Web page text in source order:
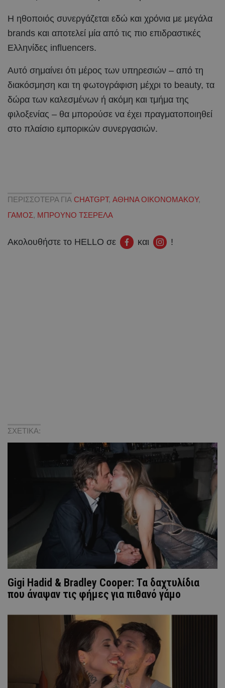
Η ηθοποιός συνεργάζεται εδώ και χρόνια με μεγάλα
brands και αποτελεί μία από τις πιο επιδραστικές
Ελληνίδες influencers.
Αυτό σημαίνει ότι μέρος των υπηρεσιών – από τη
διακόσμηση και τη φωτογράφιση μέχρι το beauty, τα
δώρα των καλεσμένων ή ακόμη και τμήμα της
φιλοξενίας – θα μπορούσε να έχει πραγματοποιηθεί
στο πλαίσιο εμπορικών συνεργασιών.
ΠΕΡΙΣΣΟΤΕΡΑ ΓΙΑ CHATGPT, ΑΘΗΝΑ ΟΙΚΟΝΟΜΑΚΟΥ,
ΓΑΜΟΣ, ΜΠΡΟΥΝΟ ΤΣΕΡΕΛΑ
Ακολουθήστε το HELLO σε και !
ΣΧΕΤΙΚΑ:
Gigi Hadid & Bradley Cooper: Τα δαχτυλίδια
που άναψαν τις φήμες για πιθανό γάμο